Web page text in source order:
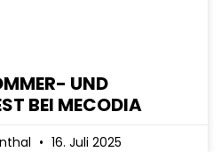
UND
BEI MECODIA
16. Juli 2025